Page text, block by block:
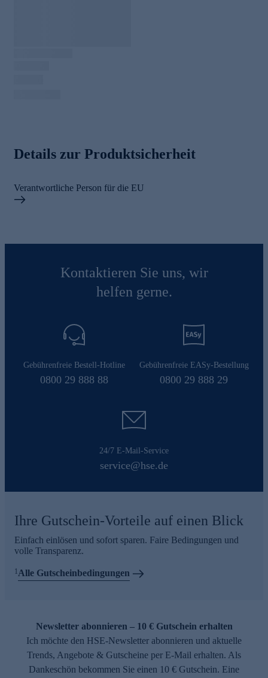
Details zur Produktsicherheit
Verantwortliche Person für die EU
Kontaktieren Sie uns, wir
helfen gerne.
Gebührenfreie Bestell-Hotline
0800 29 888 88
Gebührenfreie EASy-Bestellung
0800 29 888 29
24/7 E-Mail-Service
service@hse.de
Ihre Gutschein-Vorteile auf einen Blick
Einfach einlösen und sofort sparen. Faire Bedingungen und
volle Transparenz.
1 Alle Gutscheinbedingungen
Newsletter abonnieren – 10 € Gutschein erhalten
Ich möchte den HSE-Newsletter abonnieren und aktuelle
Trends, Angebote & Gutscheine per E-Mail erhalten. Als
Dankeschön bekommen Sie einen 10 € Gutschein. Eine